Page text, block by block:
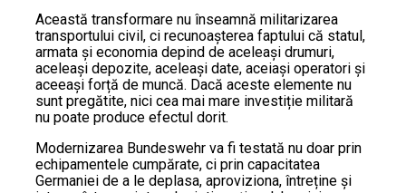
Această transformare nu înseamnă militarizarea
transportului civil, ci recunoașterea faptului că statul,
armata și economia depind de aceleași drumuri,
aceleași depozite, aceleași date, aceiași operatori și
aceeași forță de muncă. Dacă aceste elemente nu
sunt pregătite, nici cea mai mare investiție militară
nu poate produce efectul dorit.
Modernizarea Bundeswehr va fi testată nu doar prin
echipamentele cumpărate, ci prin capacitatea
Germaniei de a le deplasa, aproviziona, întreține și